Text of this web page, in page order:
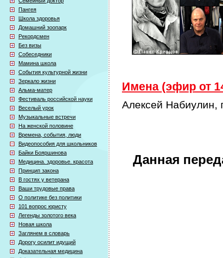
Пангея
Школа здоровья
Домашний зоопарк
Рекордсмен
Без визы
Собеседники
Мамина школа
События культурной жизни
Зеркало жизни
Альма-матер
Фестиваль российской науки
Веселый урок
Музыкальные встречи
На женской половине
Времена, события, люди
Видеопособия для школьников
Байки Бояршинова
Медицина. здоровье. красота
Принцип закона
В гостях у ветерана
Ваши трудовые права
О политике без политики
101 вопрос юристу
Легенды золотого века
Новая школа
Заглянем в словарь
Дорогу осилит идущий
Доказательная медицина
Имена (эфир от
Алексей Набиулин,
Данная